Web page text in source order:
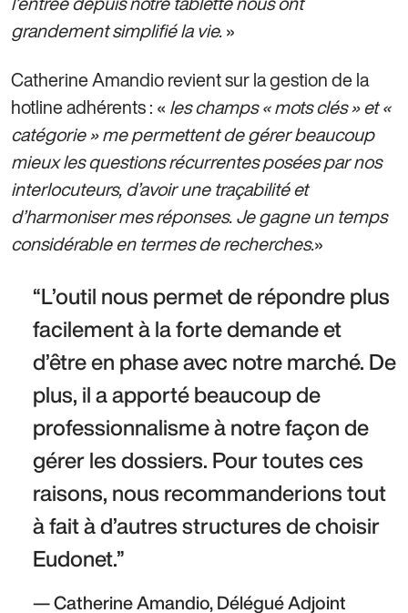
grandement simplifié la vie.»
Catherine Amandio revient sur la gestion de la
hotline adhérents : « les champs « mots clés » et «
catégorie » me permettent de gérer beaucoup
mieux les questions récurrentes posées par nos
interlocuteurs, d’avoir une traçabilité et
d’harmoniser mes réponses. Je gagne un temps
considérable en termes de recherches.»
L’outil nous permet de répondre plus
facilement à la forte demande et
d’être en phase avec notre marché. De
plus, il a apporté beaucoup de
professionnalisme à notre façon de
gérer les dossiers. Pour toutes ces
raisons, nous recommanderions tout
à fait à d’autres structures de choisir
Eudonet.
Catherine Amandio, Délégué Adjoint